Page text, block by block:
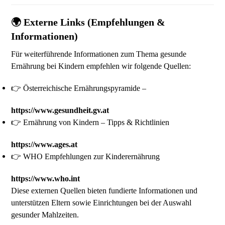
🌍 Externe Links (Empfehlungen &
Informationen)
Für weiterführende Informationen zum Thema gesunde
Ernährung bei Kindern empfehlen wir folgende Quellen:
👉 Österreichische Ernährungspyramide –
https://www.gesundheit.gv.at
👉 Ernährung von Kindern – Tipps & Richtlinien
https://www.ages.at
👉 WHO Empfehlungen zur Kinderernährung
https://www.who.int
Diese externen Quellen bieten fundierte Informationen und
unterstützen Eltern sowie Einrichtungen bei der Auswahl
gesunder Mahlzeiten.